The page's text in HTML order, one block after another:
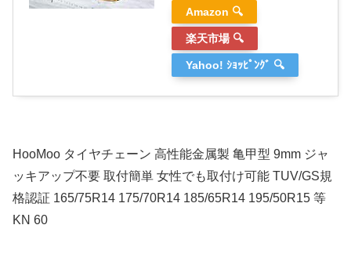
Amazon 🔍
楽天市場 🔍
Yahoo! ｼｮｯﾋﾟﾝｸﾞ 🔍
HooMoo タイヤチェーン 高性能金属製 亀甲型 9mm ジャ
ッキアップ不要 取付簡単 女性でも取付け可能 TUV/GS規
格認証 165/75R14 175/70R14 185/65R14 195/50R15 等
KN 60